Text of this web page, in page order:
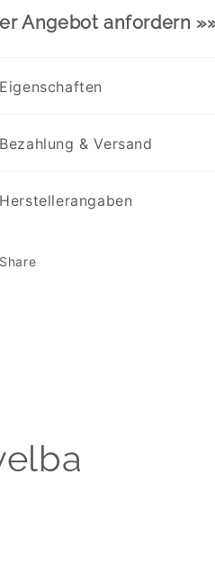
Angebot anfordern
Eigenschaften
Bezahlung & Versand
Herstellerangaben
Share